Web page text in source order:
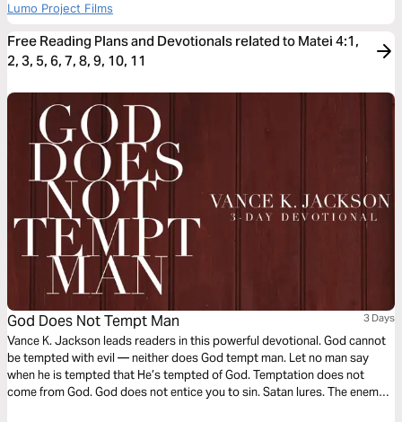
Lumo Project Films
Free Reading Plans and Devotionals related to Matei 4:1,
2, 3, 5, 6, 7, 8, 9, 10, 11
God Does Not Tempt Man 3 Days
Vance K. Jackson leads readers in this powerful devotional. God cannot
be tempted with evil — neither does God tempt man. Let no man say
when he is tempted that He’s tempted of God. Temptation does not
come from God. God does not entice you to sin. Satan lures. The enemy